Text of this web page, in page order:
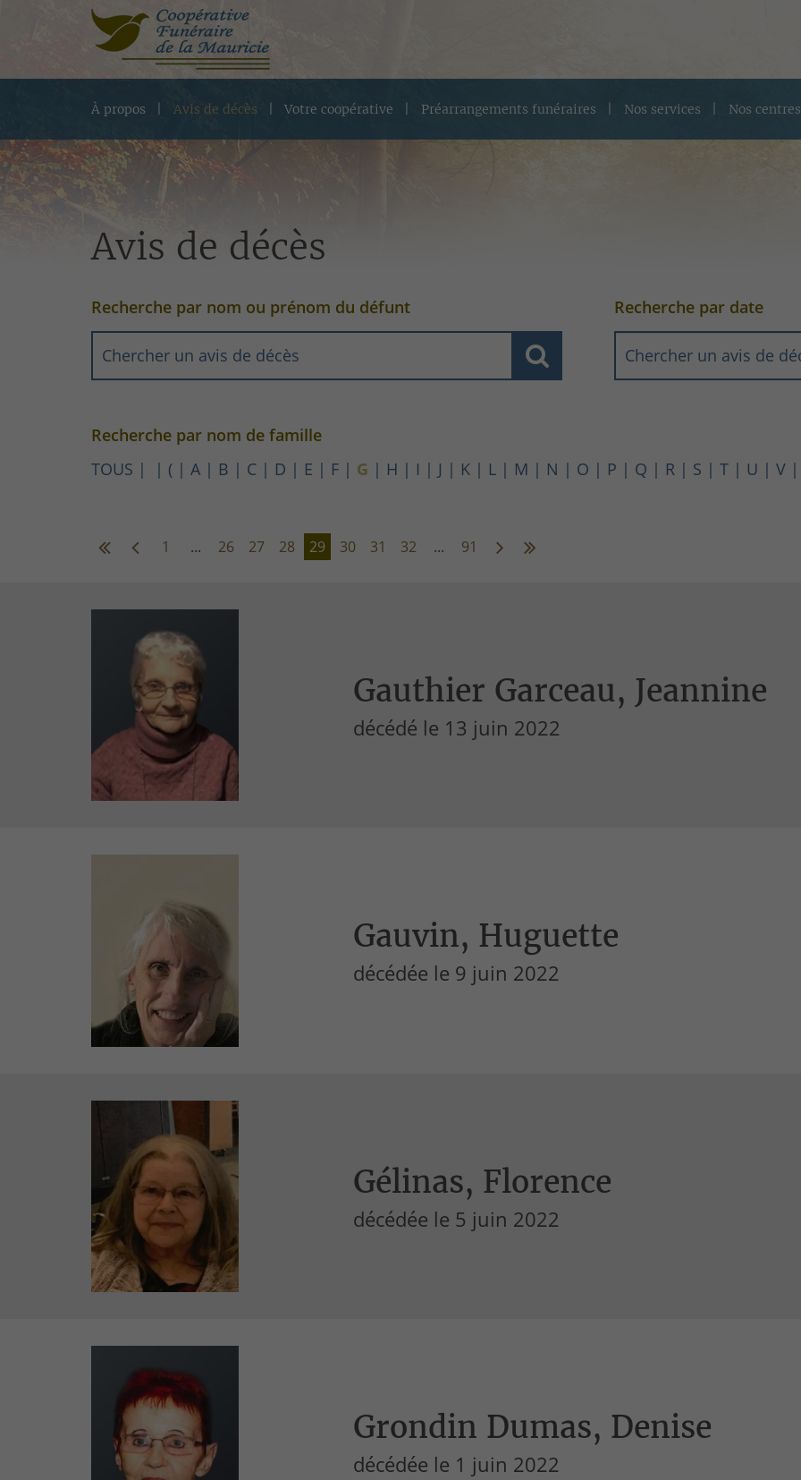
À propos Avis de décès Votre coopérative Préarrangements funéraires Nos services Nos
Avis de décès
Recherche par nom ou prénom du défunt Recherche par date
Recherche par nom de famille
TOUS
( A B C D E F G H I J K L M N O P Q R S T U V
1 ... 26 27 28 29 30 31 32 ... 91
Gauthier Garceau, Jeannine
décédé le 13 juin 2022
Gauvin, Huguette
décédée le 9 juin 2022
Gélinas, Florence
décédée le 5 juin 2022
Grondin Dumas, Denise
décédée le 1 juin 2022